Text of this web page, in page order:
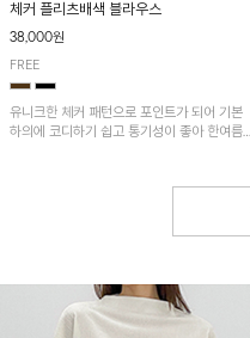
체커 플리츠배색 블라우스
38,000원
FREE
유니크한 체커 패턴으로 포인트가 되어 기본
하의에 코디하기 쉽고 통기성이 좋아 한여름에